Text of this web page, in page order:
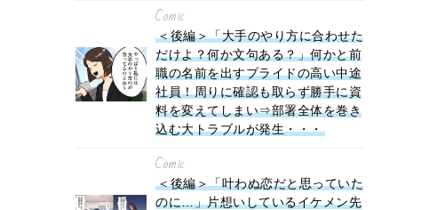
Comic
＜後編＞「大手のやり方に合わせた
だけよ？何か文句ある？」何かと前
職の名前を出すプライドの高い中途
社員！周りに確認も取らず勝手に資
料を変えてしまい⇒部署全体を巻き
込む大トラブルが発生・・・
Comic
＜後編＞「叶わぬ恋だと思っていた
のに…」片想いしているイケメン先